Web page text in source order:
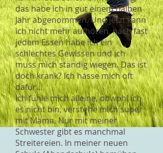
das habe ich in gut einem halben
Jahr abgenommen. Und jetzt kann
ich nicht mehr aufhören, nach fast
jedem Essen habe ich ein
schlechtes Gewissen und ich
muss mich ständig wiegen. Das ist
doch krank? Ich hasse mich oft
dafür...
Ich fühle mich alleine, obwohl ich
es nicht bin, verstehe mich super
mit Mama. Nur mit meiner
Schwester gibt es manchmal
Streitereien. In meiner neuen